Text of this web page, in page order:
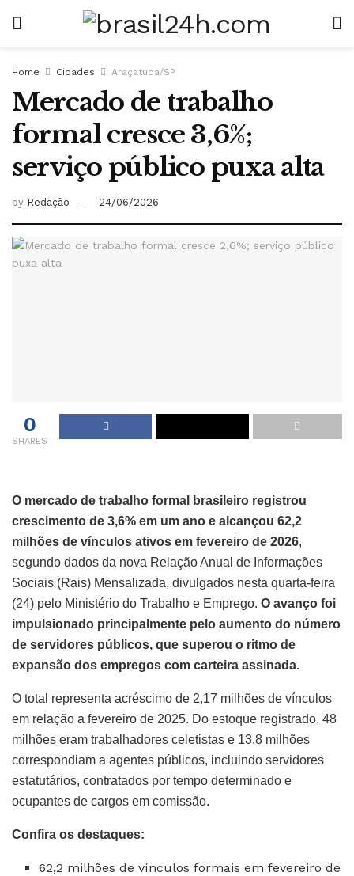
Home Cidades Araçatuba/SP
Mercado de trabalho
formal cresce 3,6%;
serviço público puxa alta
by Redação 24/06/2026
0
SHARES
O mercado de trabalho formal brasileiro registrou
crescimento de 3,6% em um ano e alcançou 62,2
milhões de vínculos ativos em fevereiro de 2026,
segundo dados da nova Relação Anual de Informações
Sociais (Rais) Mensalizada, divulgados nesta quarta-feira
(24) pelo Ministério do Trabalho e Emprego. O avanço foi
impulsionado principalmente pelo aumento do número
de servidores públicos, que superou o ritmo de
expansão dos empregos com carteira assinada.
O total representa acréscimo de 2,17 milhões de vínculos
em relação a fevereiro de 2025. Do estoque registrado, 48
milhões eram trabalhadores celetistas e 13,8 milhões
correspondiam a agentes públicos, incluindo servidores
estatutários, contratados por tempo determinado e
ocupantes de cargos em comissão.
Confira os destaques:
62,2 milhões de vínculos formais em fevereiro de